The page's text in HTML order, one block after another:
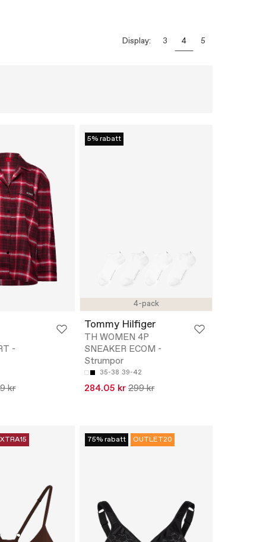
Display: 3 4 5
-
kr
4-pack
5% rabatt
Tommy Hilfiger
TH WOMEN 4P
SNEAKER ECOM -
Strumpor
35-38 39-42
284.05 kr 299 kr
75% rabatt OUTLET20